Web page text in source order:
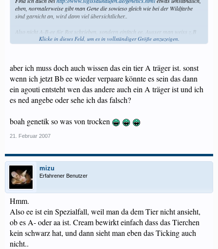
eben, normalerweise gibt man Gene die sowieso gleich wie bei der Wildfarbe
sind garnicht an, wird dann viel übersichtlicher..
Also nicht A-B-ee für Rot schrieben, sondern einfach ee. Ausser man weiss z.B
das Schwein trägt Choco, dann würd ich Bb ee schreiben..
D.H man sieht auch nicht ob das Meeri schwarz oder Agouti wäre..
Klicke in dieses Feld, um es in vollständiger Größe anzuzeigen.
aber ich muss doch auch wissen das ein tier A träger ist. sonst
wenn ich jetzt Bb ee wieder verpaare könnte es sein das dann
ein agouti entsteht wen das andere auch ein A träger ist und ich
es ned angebe oder sehe ich das falsch?
boah genetik so was von trocken
21. Februar 2007
mizu
Erfahrener Benutzer
Hmm.
Also ee ist ein Spezialfall, weil man da dem Tier nicht ansieht,
ob es A- oder aa ist. Cream bewirkt einfach dass das Tierchen
kein schwarz hat, und dann sieht man eben das Ticking auch
nicht..